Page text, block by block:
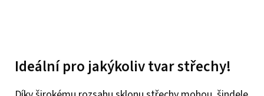
Ideální pro jakýkoliv tvar střechy!